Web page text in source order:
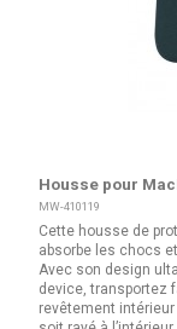
Housse pour
MW-410119
Cette housse de
absorbe les chocs
Avec son design
device, transportez
revêtement